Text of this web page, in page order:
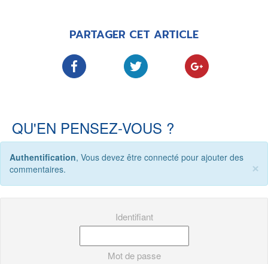
PARTAGER CET ARTICLE
QU'EN PENSEZ-VOUS ?
Authentification, Vous devez être connecté pour ajouter des
commentaires.
×
Identifiant
Mot de passe